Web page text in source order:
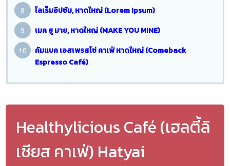
โลเร็มอิปซัม, หาดใหญ่ (Lorem Ipsum)
เมค ยู มาย, หาดใหญ่ (MAKE YOU MINE)
คัมแบค เอสเพรสโซ่ คาเฟ่ หาดใหญ่ (Comeback
Espresso Café)
Healthylicious Café (เฮลตี้ลิ
เชียส คาเฟ่) Hatyai